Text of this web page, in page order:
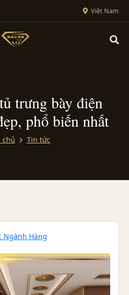
Việt Nam
trưng bày điện
phổ biến nhất
chủ Tin tức
Ngành Hàng